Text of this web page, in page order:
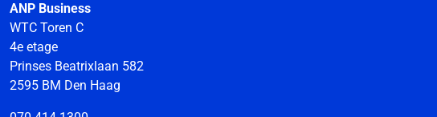
ANP Business
WTC Toren C
4e etage
Prinses Beatrixlaan 582
2595 BM Den Haag